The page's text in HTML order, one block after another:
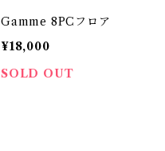
Gamme 8PCフロア
¥18,000
SOLD OUT